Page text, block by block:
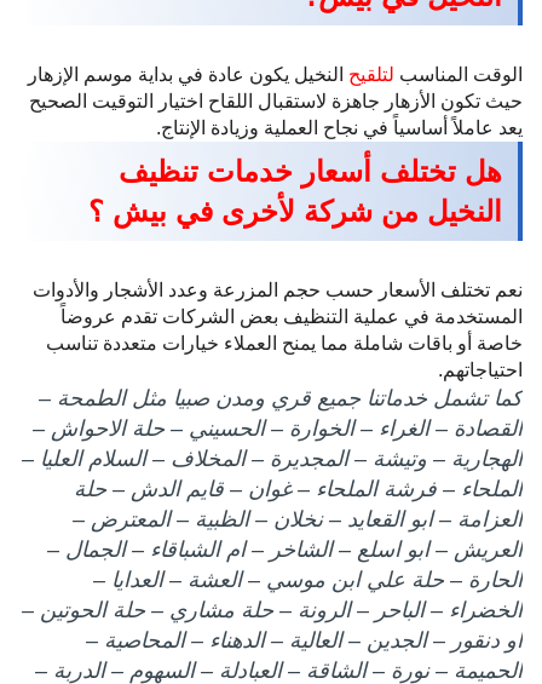
الوقت المناسب لتلقيح النخيل يكون عادة في بداية موسم الإزهار
حيث تكون الأزهار جاهزة لاستقبال اللقاح اختيار التوقيت الصحيح
يعد عاملاً أساسياً في نجاح العملية وزيادة الإنتاج.
هل تختلف أسعار خدمات تنظيف
النخيل من شركة لأخرى في بيش ؟
نعم تختلف الأسعار حسب حجم المزرعة وعدد الأشجار والأدوات
المستخدمة في عملية التنظيف بعض الشركات تقدم عروضاً
خاصة أو باقات شاملة مما يمنح العملاء خيارات متعددة تناسب
احتياجاتهم.
كما تشمل خدماتنا جميع قري ومدن صبيا مثل الطمحة –
القصادة – الغراء – الخوارة – الحسيني – حلة الاحواش –
الهجارية – وتيشة – المجديرة – المخلاف – السلام العليا –
الملحاء – فرشة الملحاء – غوان – قايم الدش – حلة
العزامة – ابو القعايد – نخلان – الظبية – المعترض –
العريش – ابو اسلع – الشاخر – ام الشباقاء – الجمال –
الحارة – حلة علي ابن موسي – العشة – العدايا –
الخضراء – الباحر – الرونة – حلة مشاري – حلة الحوتين –
او دنقور – الجدين – العالية – الدهناء – المحاصية –
الحميمة – نورة – الشاقة – العبادلة – السهوم – الدربة –